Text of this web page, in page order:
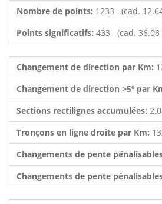
Nombre de points: 1233 (cad.
Points significatifs: 433 (cad. 36.08
Changement de direction par Km:
Changement de direction >5º par
Sections rectilignes accumulées:
Tronçons en ligne droite par Km:
Changements de pente
Changements de pente